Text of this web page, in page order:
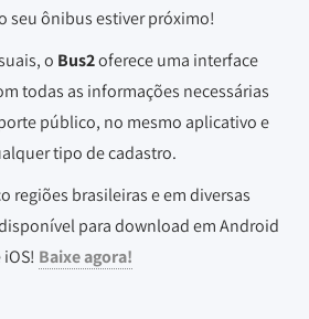
seu ônibus estiver próximo!
o Bus2oferece uma interface
todas as informações necessárias
público, no mesmo aplicativo e
tipo de cadastro.
regiões brasileiras e em diversas
para download em Android
iOS! Baixe agora!